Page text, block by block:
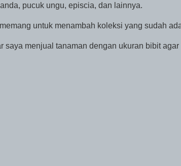
pucuk ungu, episcia, dan lainnya.
untuk menambah koleksi yang sudah
saya menjual tanaman dengan ukuran bibit agar